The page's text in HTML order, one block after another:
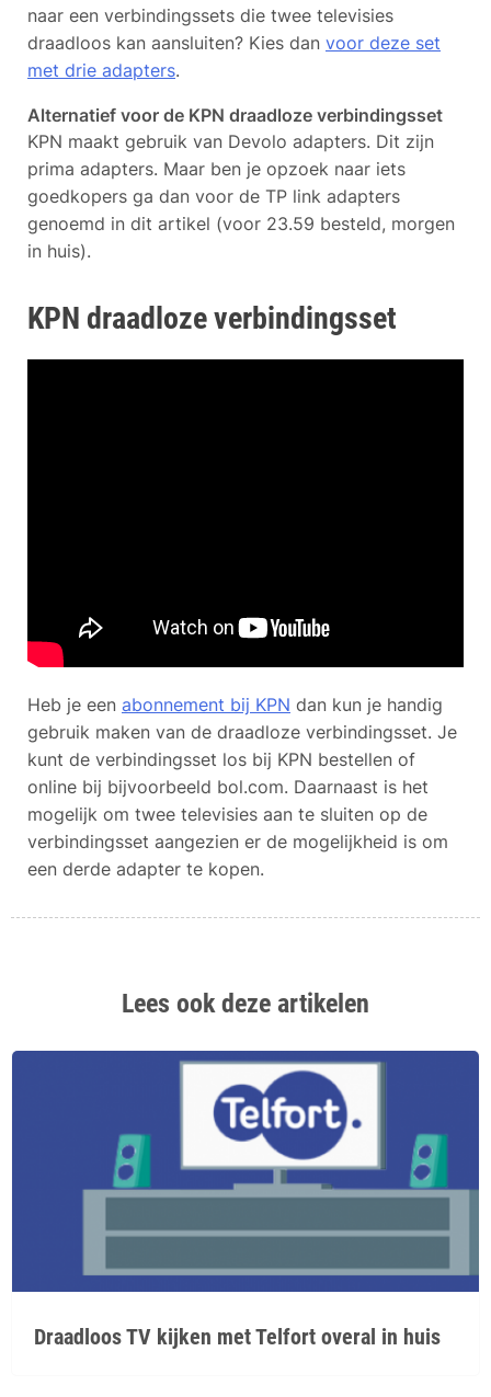
naar een verbindingssets die twee televisies
draadloos kan aansluiten? Kies dan voor deze set
met drie adapters.
Alternatief voor de KPN draadloze verbindingsset
KPN maakt gebruik van Devolo adapters. Dit zijn
prima adapters. Maar ben je opzoek naar iets
goedkopers ga dan voor de TP link adapters
genoemd in dit artikel (voor 23.59 besteld, morgen
in huis).
KPN draadloze verbindingsset
Heb je een abonnement bij KPN dan kun je handig
gebruik maken van de draadloze verbindingsset. Je
kunt de verbindingsset los bij KPN bestellen of
online bij bijvoorbeeld bol.com. Daarnaast is het
mogelijk om twee televisies aan te sluiten op de
verbindingsset aangezien er de mogelijkheid is om
een derde adapter te kopen.
Lees ook deze artikelen
Draadloos TV kijken met Telfort overal in huis